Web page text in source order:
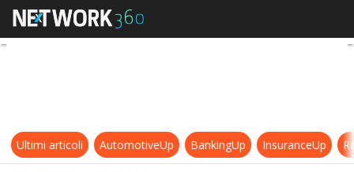
Aston Kutchner, il suo ruolo
Ultimi articoli AutomotiveUp BankingUp InsuranceUp